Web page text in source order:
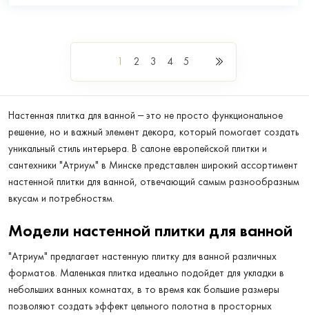
1 2 3 4 5
Настенная плитка для ванной – это не просто функциональное
решение, но и важный элемент декора, который помогает создать
уникальный стиль интерьера. В салоне европейской плитки и
сантехники "Атриум" в Минске представлен широкий ассортимент
настенной плитки для ванной, отвечающий самым разнообразным
вкусам и потребностям.
Модели настенной плитки для ванной
"Атриум" предлагает настенную плитку для ванной различных
форматов. Маленькая плитка идеально подойдет для укладки в
небольших ванных комнатах, в то время как большие размеры
позволяют создать эффект цельного полотна в просторных